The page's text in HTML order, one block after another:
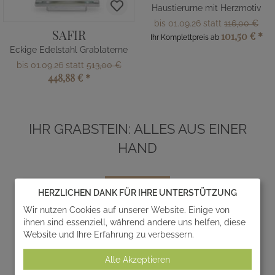
SAFIR
Eckige Edelstahl Grablaterne
bis 01.09.26 statt513,00 €
448,88 € *
Haustierurne mit Herzmotiv
bis 01.09.26 statt 116,00 €
Ihr Komplettpreis ab 101,50 € *
IHR GRABSTEIN: ALLES AUS EINER
HAND
Entwurf
HERZLICHEN DANK FÜR IHRE UNTERSTÜTZUNG
Wir nutzen Cookies auf unserer Website. Einige von
ihnen sind essenziell, während andere uns helfen, diese
Website und Ihre Erfahrung zu verbessern.
Alle Akzeptieren